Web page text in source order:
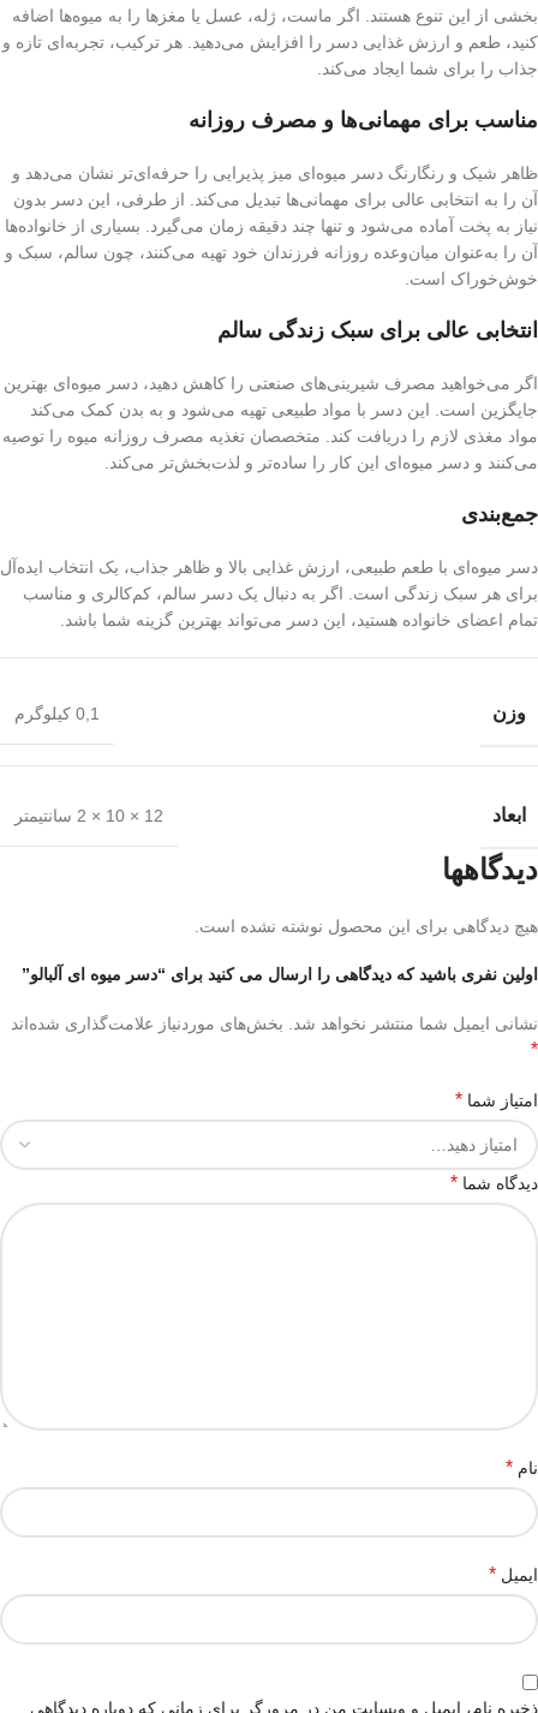
بخشی از این تنوع هستند. اگر ماست، ژله، عسل یا مغزها را به میوه‌ها اضافه
کنید، طعم و ارزش غذایی دسر را افزایش می‌دهید. هر ترکیب، تجربه‌ای تازه و
جذاب را برای شما ایجاد می‌کند.
مناسب برای مهمانی‌ها و مصرف روزانه
ظاهر شیک و رنگارنگ دسر میوه‌ای میز پذیرایی را حرفه‌ای‌تر نشان می‌دهد و
آن را به انتخابی عالی برای مهمانی‌ها تبدیل می‌کند. از طرفی، این دسر بدون
نیاز به پخت آماده می‌شود و تنها چند دقیقه زمان می‌گیرد. بسیاری از خانواده‌ها
آن را به‌عنوان میان‌وعده روزانه فرزندان خود تهیه می‌کنند، چون سالم، سبک و
خوش‌خوراک است.
انتخابی عالی برای سبک زندگی سالم
اگر می‌خواهید مصرف شیرینی‌های صنعتی را کاهش دهید، دسر میوه‌ای بهترین
جایگزین است. این دسر با مواد طبیعی تهیه می‌شود و به بدن کمک می‌کند
مواد مغذی لازم را دریافت کند. متخصصان تغذیه مصرف روزانه میوه را توصیه
می‌کنند و دسر میوه‌ای این کار را ساده‌تر و لذت‌بخش‌تر می‌کند.
جمع‌بندی
دسر میوه‌ای با طعم طبیعی، ارزش غذایی بالا و ظاهر جذاب، یک انتخاب ایده‌آل
برای هر سبک زندگی است. اگر به دنبال یک دسر سالم، کم‌کالری و مناسب
تمام اعضای خانواده هستید، این دسر می‌تواند بهترین گزینه شما باشد.
وزن 0,1 کیلوگرم
ابعاد 12 × 10 × 2 سانتیمتر
دیدگاهها
هیچ دیدگاهی برای این محصول نوشته نشده است.
اولین نفری باشید که دیدگاهی را ارسال می کنید برای “دسر میوه ای آلبالو”
نشانی ایمیل شما منتشر نخواهد شد. بخش‌های موردنیاز علامت‌گذاری شده‌اند
*
امتیاز شما *
دیدگاه شما *
نام *
ایمیل *
ذخیره نام، ایمیل و وبسایت من در مرورگر برای زمانی که دوباره دیدگاهی